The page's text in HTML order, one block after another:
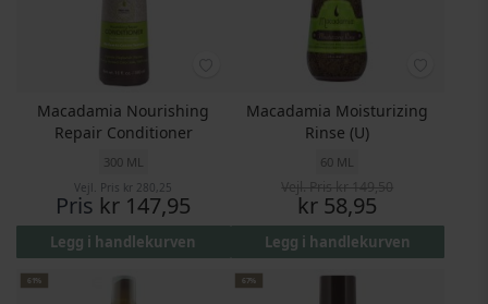
Macadamia Nourishing
Repair Conditioner
300 ML
Vejl. Pris kr 280,25
Pris kr 147,95
Legg i handlekurven
Macadamia Moisturizing
Rinse (U)
60 ML
Pris
kr 58,95
Legg i handlekurven
61% 67%